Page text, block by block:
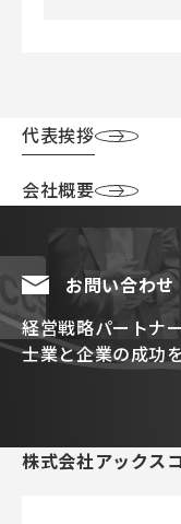
代表挨拶
会社概要
お問い合わせ
経営戦略パートナ
士業と企業の成功
株式会社アックス